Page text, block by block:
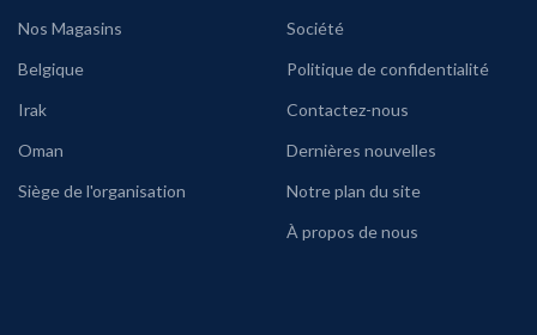
Nos Magasins
Belgique
Irak
Oman
Siège de l'organisation
Société
Politique de confidentialité
Contactez-nous
Dernières nouvelles
Notre plan du site
À propos de nous